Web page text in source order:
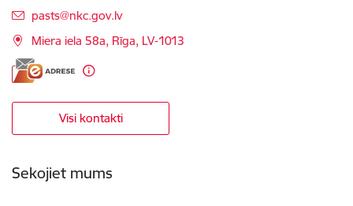
E-pasts:
pasts@nkc.gov.lv
Miera iela 58a, Rīga, LV-1013
Visi kontakti
Sekojiet mums